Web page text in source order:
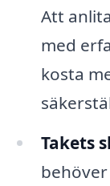
Att
med
kosta
Takets